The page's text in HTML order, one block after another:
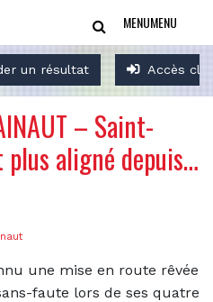
un résultat Accès
MENUMENU
– Saint-
plus aligné depuis…
une mise en route rêvée
faute lors de ses quatre